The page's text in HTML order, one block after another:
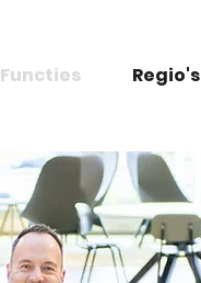
Functies Regio's